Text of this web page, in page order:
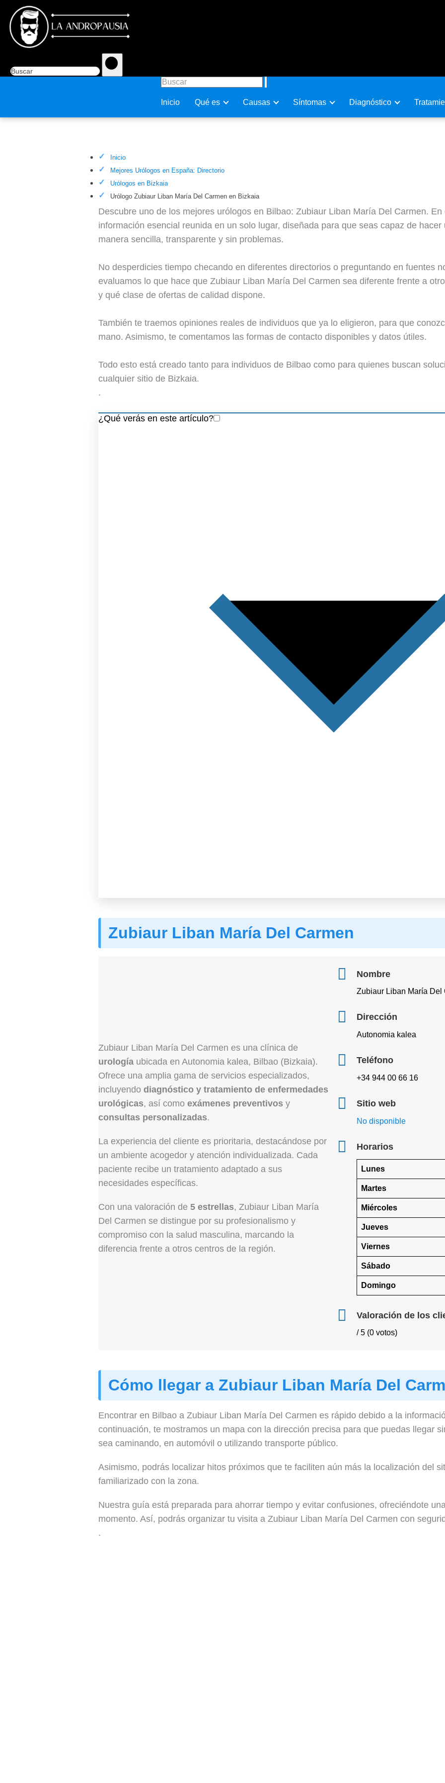
Inicio Qué es Causas Sí­ntomas Diagnóstico
Inicio
Mejores Urólogos en España: Directorio
Urólogos en Bizkaia
Urólogo Zubiaur Liban María Del Carmen en Bizkaia
Descubre uno de los mejores urólogos en Bilbao: Zubiaur Liban María Del Carmen.
información esencial reunida en un solo lugar, diseñada para que seas capaz de
manera sencilla, transparente y sin problemas.
No desperdicies tiempo checando en diferentes directorios o preguntando en fuentes
evaluamos lo que hace que Zubiaur Liban María Del Carmen sea diferente frente a
y qué clase de ofertas de calidad dispone.
También te traemos opiniones reales de individuos que ya lo eligieron, para que
mano. Asimismo, te comentamos las formas de contacto disponibles y datos útiles.
Todo esto está creado tanto para individuos de Bilbao como para quienes buscan
cualquier sitio de Bizkaia.
.
¿Qué verás en este artículo?
Zubiaur Liban María Del Carmen
Zubiaur Liban María Del Carmen es una clínica de
urología ubicada en Autonomia kalea, Bilbao (Bizkaia).
Ofrece una amplia gama de servicios especializados,
incluyendo diagnóstico y tratamiento de enfermedades
urológicas, así como exámenes preventivos y
consultas personalizadas.
La experiencia del cliente es prioritaria, destacándose por
un ambiente acogedor y atención individualizada. Cada
paciente recibe un tratamiento adaptado a sus
necesidades específicas.
Con una valoración de 5 estrellas, Zubiaur Liban María
Del Carmen se distingue por su profesionalismo y
compromiso con la salud masculina, marcando la
diferencia frente a otros centros de la región.
Nombre
Zubiaur Liban María Del
Dirección
Autonomia kalea
Teléfono
+34 944 00 66 16
Sitio web
No disponible
Horarios
Lunes
Martes
Miércoles
Jueves
Viernes
Sábado
Domingo
Valoración de los
/ 5 (0 votos)
Cómo llegar a Zubiaur Liban María Del
Encontrar en Bilbao a Zubiaur Liban María Del Carmen es rápido debido a la
continuación, te mostramos un mapa con la dirección precisa para que puedas llegar
sea caminando, en automóvil o utilizando transporte público.
Asimismo, podrás localizar hitos próximos que te faciliten aún más la localización del
familiarizado con la zona.
Nuestra guía está preparada para ahorrar tiempo y evitar confusiones, ofreciéndote
momento. Así, podrás organizar tu visita a Zubiaur Liban María Del Carmen con
.